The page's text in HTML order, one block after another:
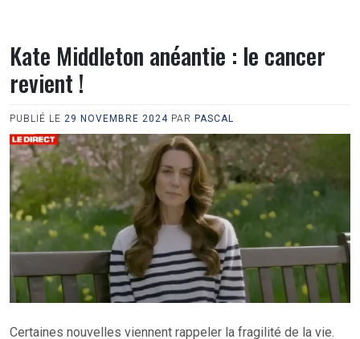
Kate Middleton anéantie : le cancer
revient !
PUBLIÉ LE 29 NOVEMBRE 2024 PAR PASCAL
Certaines nouvelles viennent rappeler la fragilité de la vie.